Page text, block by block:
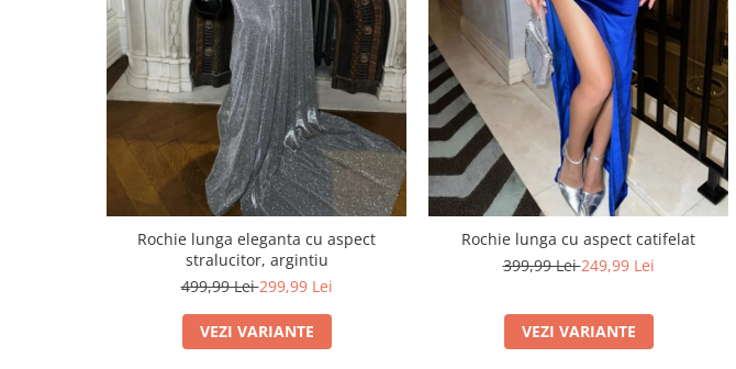
Rochie lunga eleganta cu aspect
stralucitor, argintiu
499,99 Lei299,99 Lei
VEZI VARIANTE
Rochie lunga cu aspect catifelat
399,99 Lei249,99 Lei
VEZI VARIANTE